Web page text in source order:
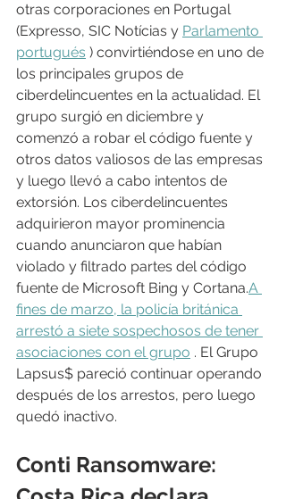
otras corporaciones en Portugal
(Expresso, SIC Notícias y Parlamento
portugués ) convirtiéndose en uno de
los principales grupos de
ciberdelincuentes en la actualidad. El
grupo surgió en diciembre y
comenzó a robar el código fuente y
otros datos valiosos de las empresas
y luego llevó a cabo intentos de
extorsión. Los ciberdelincuentes
adquirieron mayor prominencia
cuando anunciaron que habían
violado y filtrado partes del código
fuente de Microsoft Bing y Cortana.A
fines de marzo, la policía británica
arrestó a siete sospechosos de tener
asociaciones con el grupo . El Grupo
Lapsus$ pareció continuar operando
después de los arrestos, pero luego
quedó inactivo.
Conti Ransomware: